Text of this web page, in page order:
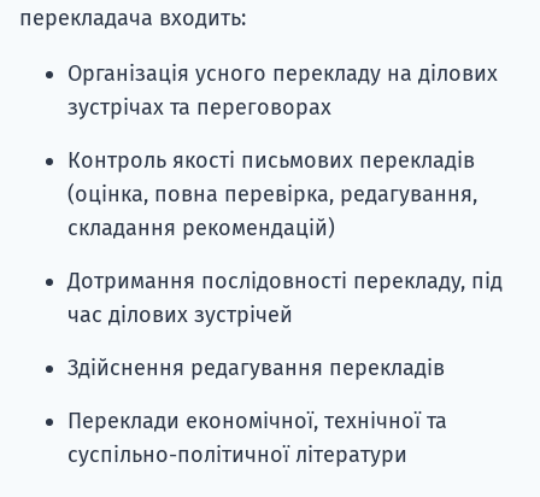
перекладача входить:
Організація усного перекладу на ділових
зустрічах та переговорах
Контроль якості письмових перекладів
(оцінка, повна перевірка, редагування,
складання рекомендацій)
Дотримання послідовності перекладу, під
час ділових зустрічей
Здійснення редагування перекладів
Переклади економічної, технічної та
суспільно-політичної літератури